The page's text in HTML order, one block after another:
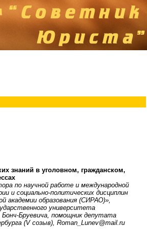
знаний в уголовном, гражданском,
по научной работе и международной
и социально-политических дисциплин
образования (СИРАО)»,
университета
Бруевича, помощник депутата
(V созыв), Roman_Lunev@mail.ru